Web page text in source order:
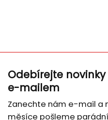
Odebírejte novinky
e-mailem
Zanechte nám e-mail a
měsíce pošleme